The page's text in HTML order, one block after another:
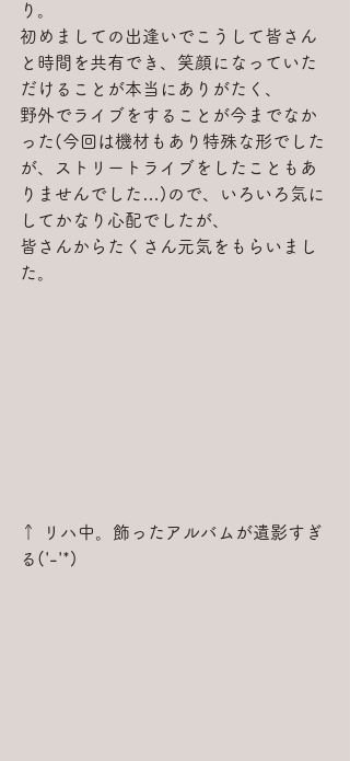
り。
初めましての出逢いでこうして皆さん
と時間を共有でき、笑顔になっていた
だけることが本当にありがたく、
野外でライブをすることが今までなか
った(今回は機材もあり特殊な形でした
が、ストリートライブをしたこともあ
りませんでした…)ので、いろいろ気に
してかなり心配でしたが、
皆さんからたくさん元気をもらいまし
た。
↑ リハ中。飾ったアルバムが遺影すぎ
る('-'*)